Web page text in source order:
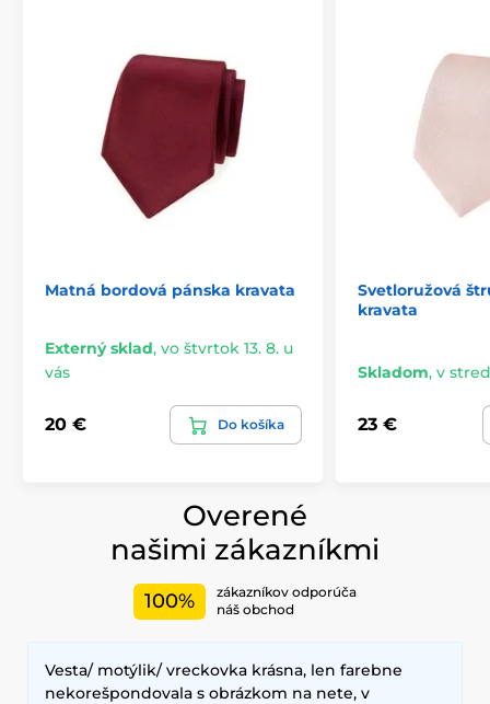
Matná bordová pánska kravata
Externý sklad, vo štvrtok 13. 8. u
vás
20 € Do košíka
Svetloružová
kravata
Skladom, v
23 €
Overené
našimi zákazníkmi
100%
zákazníkov odporúča
náš obchod
Vesta/ motýlik/ vreckovka krásna, len farebne
nekorešpondovala s obrázkom na nete, v